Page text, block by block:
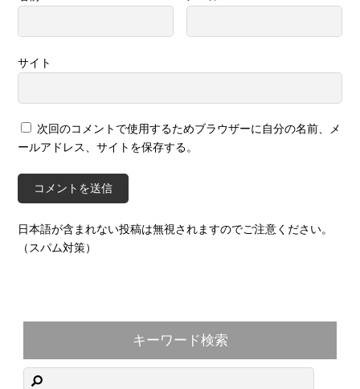
サイト
次回のコメントで使用するためブラウザーに自分の名前、メ
ールアドレス、サイトを保存する。
日本語が含まれない投稿は無視されますのでご注意ください。
（スパム対策）
キーワード検索